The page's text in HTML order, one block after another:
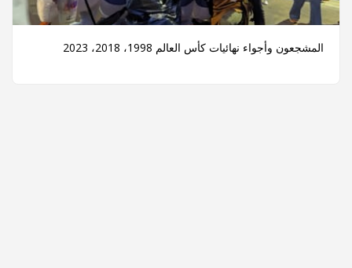
نهائيات كأس العالم 1998، 2018، 2023